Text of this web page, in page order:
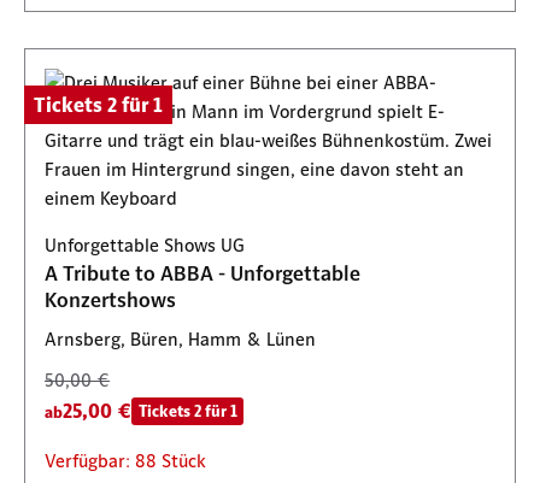
Tickets 2 für 1
Unforgettable Shows UG
A Tribute to ABBA - Unforgettable
Konzertshows
Arnsberg, Büren, Hamm & Lünen
50,00 €
ab25,00 € Tickets 2 für 1
Verfügbar: 88 Stück